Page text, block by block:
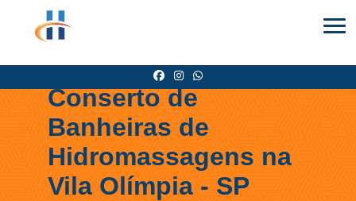
Conserto de
Banheiras de
Hidromassagens na
Vila Olímpia - SP